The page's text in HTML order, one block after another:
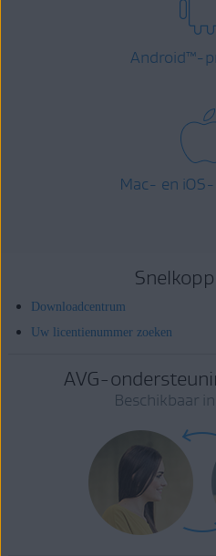
Android™-
Mac- en
Downloadcentrum
Uw licentienummer zoeken
AVG-
Beschikbaar